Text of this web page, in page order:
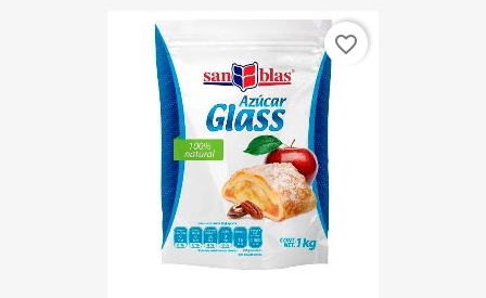
favorite_border